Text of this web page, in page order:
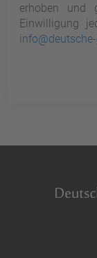
erhoben und
Einwilligung